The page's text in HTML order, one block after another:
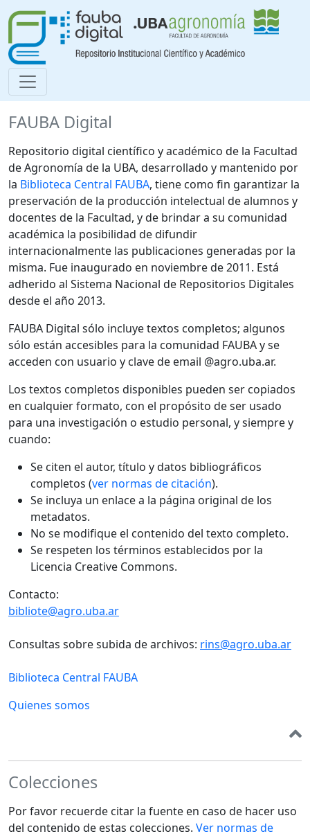
FAUBA Digital
Repositorio digital científico y académico de la Facultad
de Agronomía de la UBA, desarrollado y mantenido por
la Biblioteca Central FAUBA, tiene como fin garantizar la
preservación de la producción intelectual de alumnos y
docentes de la Facultad, y de brindar a su comunidad
académica la posibilidad de difundir
internacionalmente las publicaciones generadas por la
misma. Fue inaugurado en noviembre de 2011. Está
adherido al Sistema Nacional de Repositorios Digitales
desde el año 2013.
FAUBA Digital sólo incluye textos completos; algunos
sólo están accesibles para la comunidad FAUBA y se
acceden con usuario y clave de email @agro.uba.ar.
Los textos completos disponibles pueden ser copiados
en cualquier formato, con el propósito de ser usado
para una investigación o estudio personal, y siempre y
cuando:
Se citen el autor, título y datos bibliográficos
completos (ver normas de citación).
Se incluya un enlace a la página original de los
metadatos.
No se modifique el contenido del texto completo.
Se respeten los términos establecidos por la
Licencia Creative Commons.
Contacto:
bibliote@agro.uba.ar
Consultas sobre subida de archivos: rins@agro.uba.ar
Biblioteca Central FAUBA
Quienes somos
Colecciones
Por favor recuerde citar la fuente en caso de hacer uso
del contenido de estas colecciones. Ver normas de